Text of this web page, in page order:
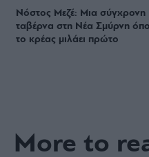
Νόστος Μεζέ: Μια σύγχρονη
ταβέρνα στη Νέα Σμύρνη
το κρέας μιλάει πρώτο
More to